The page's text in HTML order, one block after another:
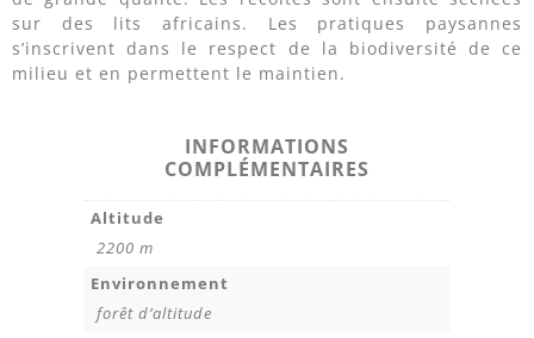
sur des lits africains. Les pratiques paysannes
s’inscrivent dans le respect de la biodiversité de ce
milieu et en permettent le maintien.
INFORMATIONS
COMPLÉMENTAIRES
Altitude
2200 m
Environnement
forêt d’altitude